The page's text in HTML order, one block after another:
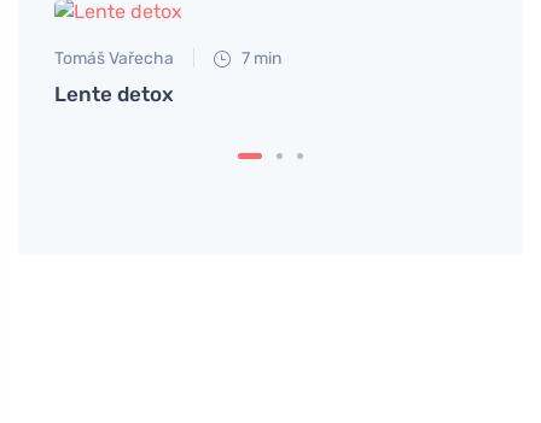
Tomáš Vařecha 7 min
Lente detox